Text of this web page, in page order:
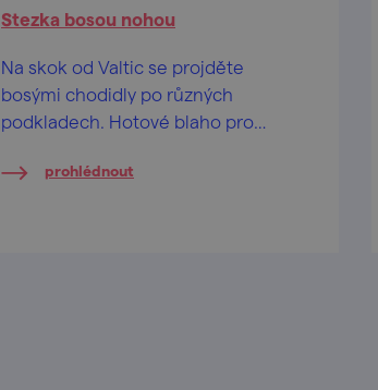
Stezka bosou nohou
Na skok od Valtic se projděte
bosými chodidly po různých
podkladech. Hotové blaho pro
prohlédnout